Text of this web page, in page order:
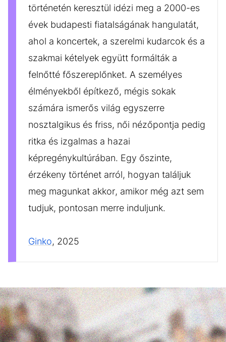
történetén keresztül idézi meg a 2000-es
évek budapesti fiatalságának hangulatát,
ahol a koncertek, a szerelmi kudarcok és a
szakmai kételyek együtt formálták a
felnőtté főszereplőnket. A személyes
élményekből építkező, mégis sokak
számára ismerős világ egyszerre
nosztalgikus és friss, női nézőpontja pedig
ritka és izgalmas a hazai
képregénykultúrában. Egy őszinte,
érzékeny történet arról, hogyan találjuk
meg magunkat akkor, amikor még azt sem
tudjuk, pontosan merre induljunk.
Ginko, 2025